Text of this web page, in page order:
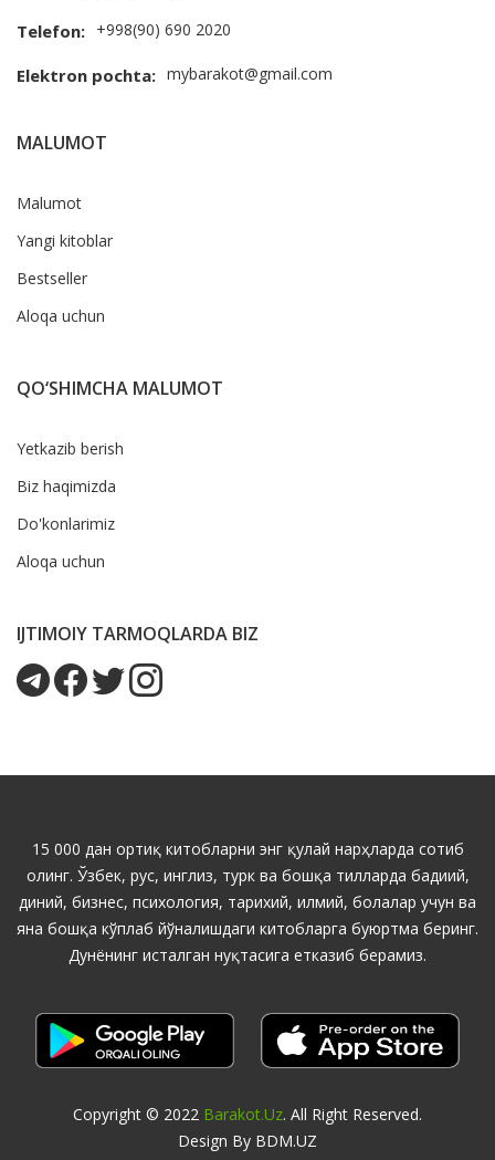
Telefon: +998(90) 690 2020
Elektron pochta: mybarakot@gmail.com
MALUMOT
Malumot
Yangi kitoblar
Bestseller
Aloqa uchun
QO‘SHIMCHA MALUMOT
Yetkazib berish
Biz haqimizda
Do'konlarimiz
Aloqa uchun
IJTIMOIY TARMOQLARDA BIZ
15 000 дан ортиқ китобларни энг қулай нарҳларда сотиб
олинг. Ўзбек, рус, инглиз, турк ва бошқа тилларда бадиий,
диний, бизнес, психология, тарихий, илмий, болалар учун ва
яна бошқа кўплаб йўналишдаги китобларга буюртма беринг.
Дунёнинг исталган нуқтасига етказиб берамиз.
Copyright © 2022 Barakot.uz. All Right Reserved.
Design By BDM.UZ